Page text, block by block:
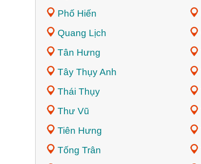
Phố Hiến
Quang Lịch
Tân Hưng
Tây Thụy Anh
Thái Thụy
Thư Vũ
Tiên Hưng
Tống Trân